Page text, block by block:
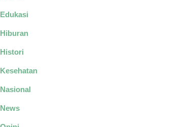
Edukasi
Hiburan
Histori
Kesehatan
Nasional
News